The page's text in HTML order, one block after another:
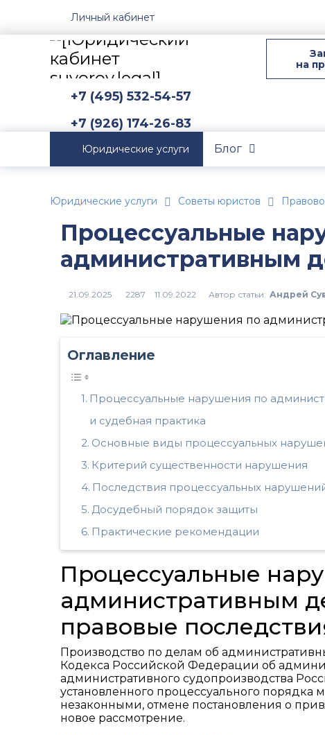
Личный кабинет
на
+7 (495) 532-54-57
+7 (926) 174-26-83
Юридические услуги Блог
Юридические услуги Советы юристов
Процессуальные
административным
2287 Автор статьи: Андрей
Оглавление
Процессуальные нарушения по
и судебная практика
Основные виды процессуальных
Критерий существенности нарушения
Последствия процессуальных
Досудебный порядок защиты
Практические рекомендации
Процессуальные
административным
правовые
Производство по делам об
Кодекса Российской Федерации об
административного судопроизводства
установленного процессуального
незаконными, отмене постановления о
новое рассмотрение.